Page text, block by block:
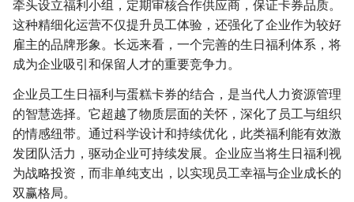
牵头设立福利小组，定期审核合作供应商，保证卡券品质。
这种精细化运营不仅提升员工体验，还强化了企业作为较好
雇主的品牌形象。长远来看，一个完善的生日福利体系，将
成为企业吸引和保留人才的重要竞争力。
企业员工生日福利与蛋糕卡券的结合，是当代人力资源管理
的智慧选择。它超越了物质层面的关怀，深化了员工与组织
的情感纽带。通过科学设计和持续优化，此类福利能有效激
发团队活力，驱动企业可持续发展。企业应当将生日福利视
为战略投资，而非单纯支出，以实现员工幸福与企业成长的
双赢格局。